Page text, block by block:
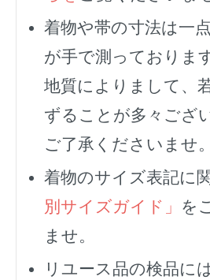
着物や帯の寸法は一
が手で測っておりま
地質によりまして、
ずることが多々ござ
ご了承くださいませ。
着物のサイズ表記に
別サイズガイド」 を
ませ。
リユース品の検品に